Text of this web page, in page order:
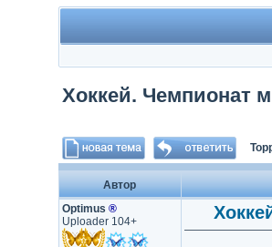
Хоккей. Чемпионат
Автор
Optimus ®
Uploader 104+